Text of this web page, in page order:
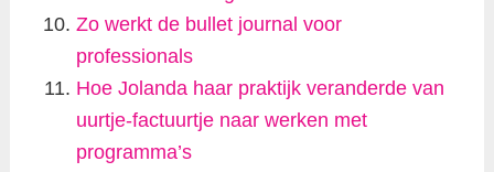
Zo werkt de bullet journal voor
professionals
Hoe Jolanda haar praktijk veranderde van
uurtje-factuurtje naar werken met
programma’s